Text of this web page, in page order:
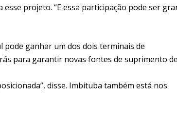
projeto. “E essa participação pode ser
pode ganhar um dos dois terminais de
para garantir novas fontes de suprimento
disse. Imbituba também está nos